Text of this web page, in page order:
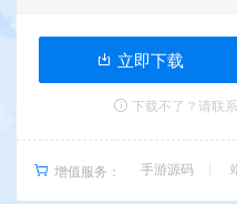
立即下载
下载不了？请联
增值服务： 手游源码